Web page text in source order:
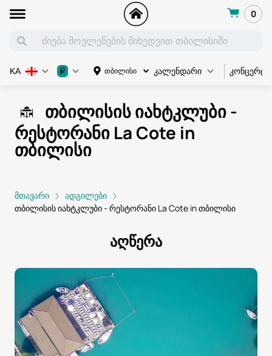
0
თბილისი კალენდარი კონცერტი
KA ₽
თბილისის იახტკლუბი -
რესტორანი La Cote in
თბილისი
მთავარი
ადგილები
თბილისის იახტკლუბი - რესტორანი La Cote in თბილისი
აღწერა